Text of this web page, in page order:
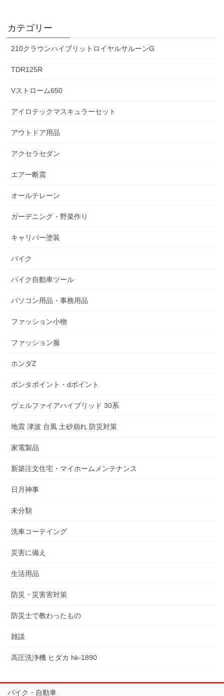
カテゴリー
210クラウンハイブリットロイヤルサルーンG
TDR125R
Vストローム650
アイロテックマスキュラーセット
アウトドア用品
アクセラセダン
エアー断震
オールテレーン
ガーデニング・野菜作り
キャリパー塗装
バイク
バイク自動車ツール
パソコン用品・事務用品
ファッション小物
ファッション服
ホンダZ
ポンタポイント・dポイント
ヴェルファイアハイブリッド 30系
地震 津波 台風 土砂崩れ 防災対策
家電製品
新築注文住宅・マイホームメンテナンス
日月神事
未分類
洗車コーテイング
災害に備え
生活用品
防災・災害害対策
防災士で教わったもの
雑談
高圧洗浄機 ヒダカ hk-1890
バイク・自動車